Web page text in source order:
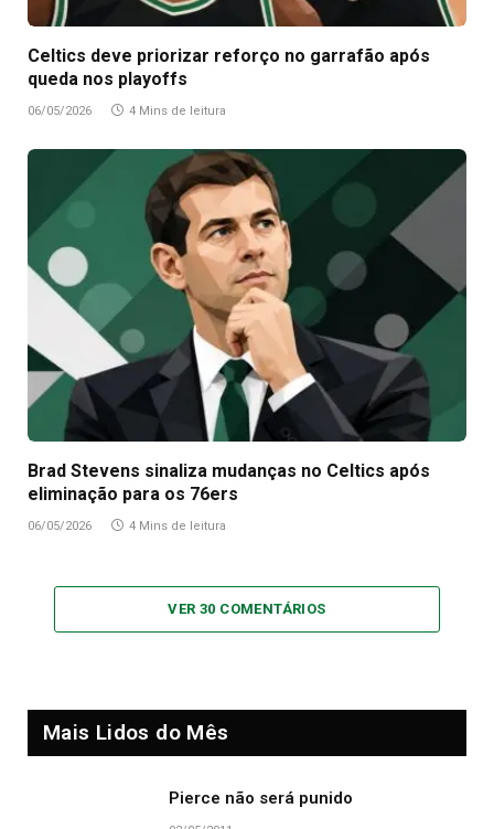
Celtics deve priorizar reforço no garrafão após
queda nos playoffs
06/05/2026 4 Mins de leitura
Brad Stevens sinaliza mudanças no Celtics após
eliminação para os 76ers
06/05/2026 4 Mins de leitura
VER 30 COMENTÁRIOS
Mais Lidos do Mês
Pierce não será punido